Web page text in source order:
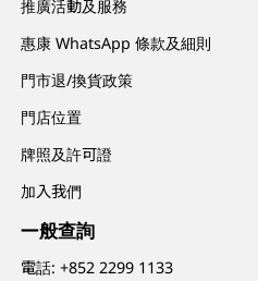
推廣活動及服務
惠康 WhatsApp 條款及細則
門市退/換貨政策
門店位置
牌照及許可證
加入我們
一般查詢
電話:+852 2299 1133